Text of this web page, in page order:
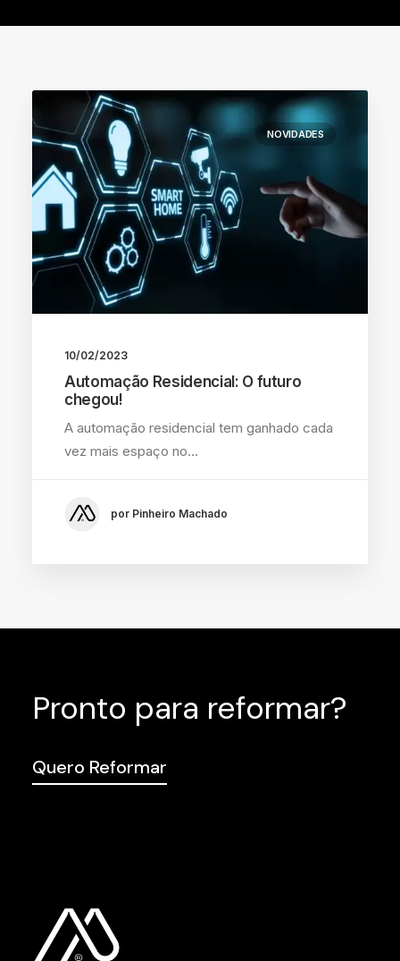
NOVIDADES
10/02/2023
Automação Residencial: O futuro
chegou!
A automação residencial tem ganhado cada
vez mais espaço no…
por Pinheiro Machado
Pronto para reformar?
Quero Reformar